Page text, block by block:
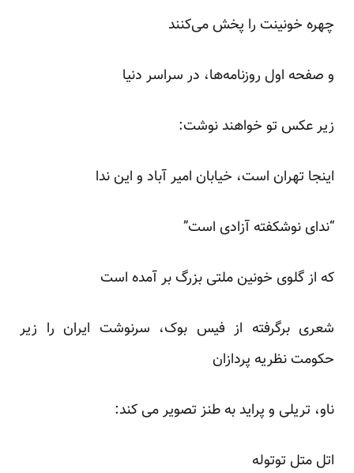
چهره خونینت را پخش می‌کنند
و صفحه اول روزنامه‌ها، در سراسر دنیا
زیر عکس تو خواهند نوشت:
اینجا تهران است، خیابان امیر آباد و این ندا
“ندای نوشکفته آزادی است”
که از گلوی خونین ملتی بزرگ بر آمده است
شعری برگرفته از فیس بوک، سرنوشت ایران را زیر
حکومت نظریه پردازان
ناو، تریلی و پراید به طنز تصویر می کند:
اتل متل توتوله